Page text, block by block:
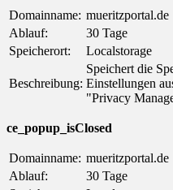
Domainname: mueritzportal.de
Ablauf:
30 Tage
Speicherort:
Localstorage
Beschreibung:
Speichert die
Einstellungen
"Privacy
ce_popup_isClosed
Domainname: mueritzportal.de
Ablauf:
30 Tage